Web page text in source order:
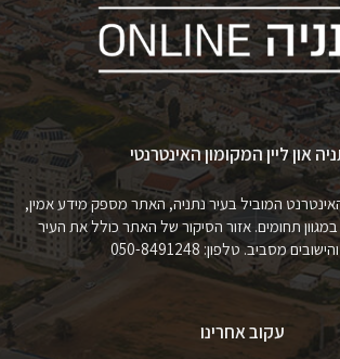
און ליין המקומון האינטרנטי
האינטרנט המוביל בעיר נתניה, האתר מספק מידע אמין,
במגוון תחומים. אזור הסיקור של האתר כולל את העיר
מסביב. טלפון: 050-8491248
עקוב אחרינו